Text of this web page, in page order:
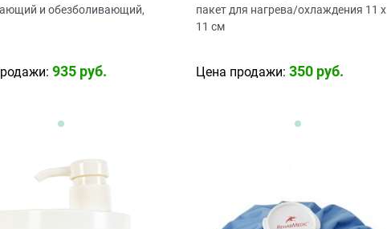
и обезболивающий,
935 руб.
пакет для нагрева/охлаждения 11 х
11 см
Цена продажи: 350 руб.